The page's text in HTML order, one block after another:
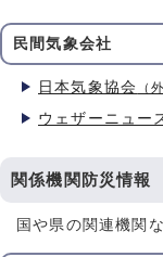
民間気象会社
日本気象協会 （
ウェザーニュー
関係機関防災情報
国や県の関連機関